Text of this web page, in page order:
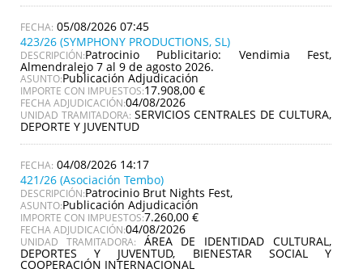
05/08/2026 07:45
423/26 (SYMPHONY PRODUCTIONS, SL)
DESCRIPCIÓN:Patrocinio Publicitario: Vendimia Fest,
Almendralejo 7 al 9 de agosto 2026.
ASUNTO:Publicación Adjudicación
IMPORTE CON IMPUESTOS:17.908,00 €
FECHA ADJUDICACIÓN:04/08/2026
UNIDAD TRAMITADORA: SERVICIOS CENTRALES DE CULTURA,
DEPORTE Y JUVENTUD
04/08/2026 14:17
421/26 (Asociación Tembo)
DESCRIPCIÓN:Patrocinio Brut Nights Fest,
ASUNTO:Publicación Adjudicación
IMPORTE CON IMPUESTOS:7.260,00 €
FECHA ADJUDICACIÓN:04/08/2026
UNIDAD TRAMITADORA: ÁREA DE IDENTIDAD CULTURAL,
DEPORTES Y JUVENTUD, BIENESTAR SOCIAL Y
COOPERACIÓN INTERNACIONAL